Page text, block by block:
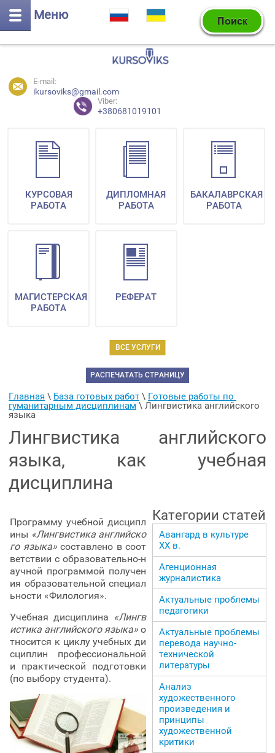
Меню
E-mail:
ikursoviks@gmail.com
Viber:
+380681019101
ВСЕ УСЛУГИ
КУРСОВАЯ
РАБОТА
ДИПЛОМНАЯ
РАБОТА
БАКАЛАВРСКАЯ
РАБОТА
МАГИСТЕРСКАЯ
РАБОТА
РЕФЕРАТ
РАСПЕЧАТАТЬ СТРАНИЦУ
Главная \ База готовых работ \ Готовые работы по
гуманитарным дисциплинам \ Лингвистика английского
языка
Лингвистика английского
языка, как учебная
дисциплина
Программу учебной дисципл
ины «Лингвистика английско
го языка»составлено в соот
ветствии с образовательно-н
аучной программой получен
ия образовательной специал
ьности «Филология».
Учебная дисциплина «Лингв
истика английского языка» о
тносится к циклу учебных ди
сциплин профессиональной
и практической подготовки
(по выбору студента).
Категории статей
Авангард в культуре
ХХ в.
Агенционная
журналистика
Актуальные проблемы
педагогики
Актуальные проблемы
перевода научно-
технической
литературы
Анализ
художественного
произведения и
принципы
художественной
критики